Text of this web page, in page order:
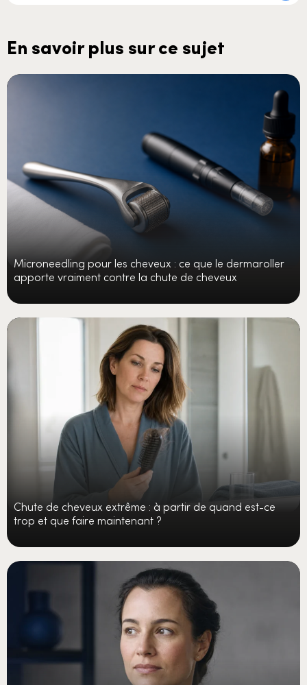
En savoir plus sur ce sujet
Microneedling pour les cheveux : ce que le dermaroller
apporte vraiment contre la chute de cheveux
Chute de cheveux extrême : à partir de quand est-ce
trop et que faire maintenant ?